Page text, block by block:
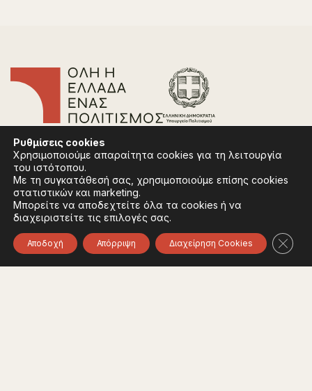
Συχνές Ερωτήσεις
Πολιτική Απορρήτου
Όροι Χρήσης
Πολιτική Cookies
Ακολουθήστε:InstagramFacebook
Ρυθμίσεις cookies
Χρησιμοποιούμε απαραίτητα cookies για τη λειτουργία
του ιστότοπου.
Με τη συγκατάθεσή σας, χρησιμοποιούμε επίσης cookies
στατιστικών και marketing.
Μπορείτε να αποδεχτείτε όλα τα cookies ή να
διαχειριστείτε τις επιλογές σας.
Αποδοχή Απόρριψη Διαχείρηση Cookies